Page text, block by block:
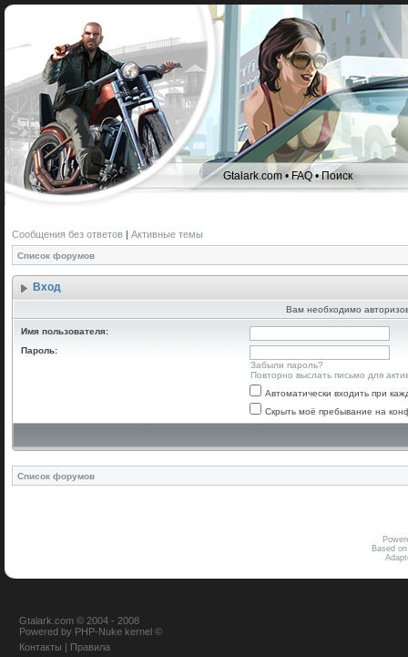
Gtalark.com •FAQ•Поиск
Сообщения без ответов | Активные темы
Список форумов
Вход
Вам необходимо
Имя пользователя:
Пароль:
Забыли пароль?
Повторно выслать письмо для
Автоматически входить при
Скрыть моё пребывание на
Список форумов
Based
Gtalark.com © 2004 - 2008
Powered by PHP-Nuke kernel ©
Контакты | Правила